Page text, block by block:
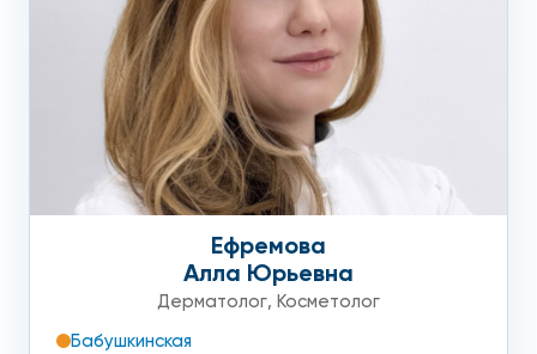
Ефремова
Алла Юрьевна
Дерматолог, Косметолог
Бабушкинская